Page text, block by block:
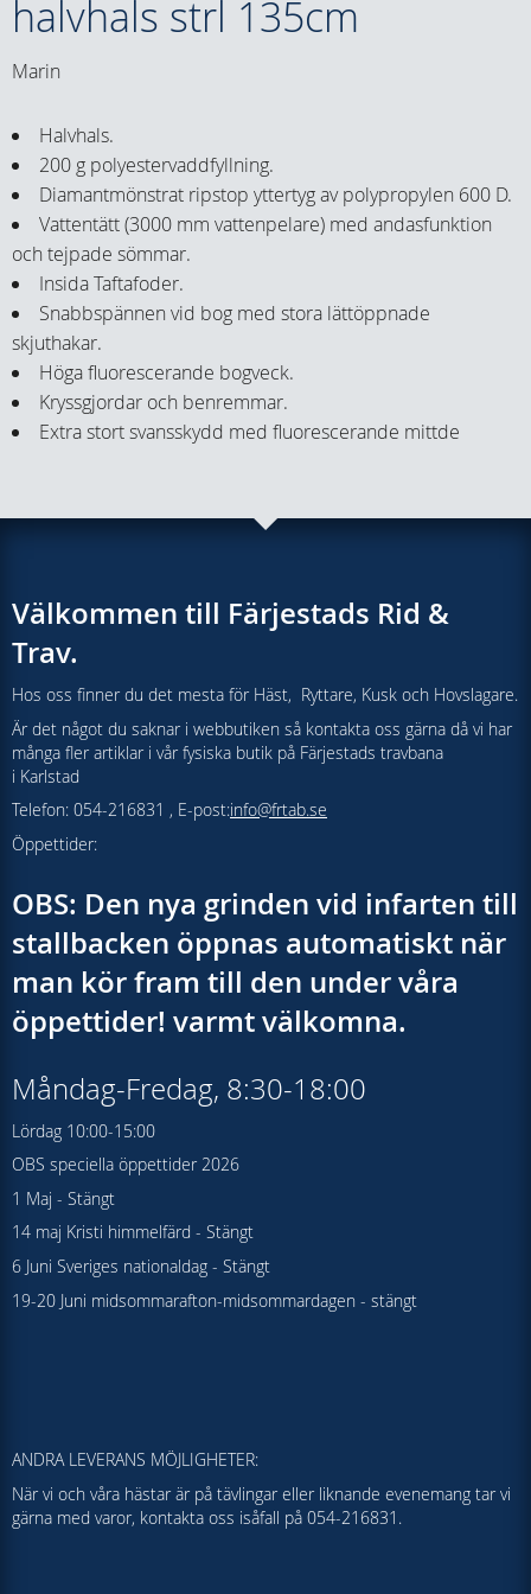
halvhals strl 135cm
Marin
Halvhals.
200 g polyestervaddfyllning.
Diamantmönstrat ripstop yttertyg av polypropylen 600 D.
Vattentätt (3000 mm vattenpelare) med andasfunktion
och tejpade sömmar.
Insida Taftafoder.
Snabbspännen vid bog med stora lättöppnade
skjuthakar.
Höga fluorescerande bogveck.
Kryssgjordar och benremmar.
Extra stort svansskydd med fluorescerande mittde
Välkommen till Färjestads Rid &
Trav.
Hos oss finner du det mesta för Häst, Ryttare, Kusk och Hovslagare.
Är det något du saknar i webbutiken så kontakta oss gärna då vi har
många fler artiklar i vår fysiska butik på Färjestads travbana
i Karlstad
Telefon: 054-216831 , E-post:info@frtab.se
Öppettider:
OBS: Den nya grinden vid infarten till
stallbacken öppnas automatiskt när
man kör fram till den under våra
öppettider! varmt välkomna.
Måndag-Fredag, 8:30-18:00
Lördag 10:00-15:00
OBS speciella öppettider 2026
1 Maj - Stängt
14 maj Kristi himmelfärd - Stängt
6 Juni Sveriges nationaldag - Stängt
19-20 Juni midsommarafton-midsommardagen - stängt
ANDRA LEVERANS MÖJLIGHETER:
När vi och våra hästar är på tävlingar eller liknande evenemang tar vi
gärna med varor, kontakta oss isåfall på 054-216831.